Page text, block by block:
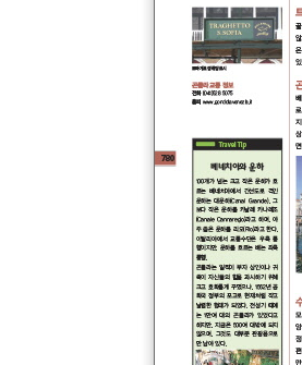
Barcelona 바르셀로나
Montserrat 몬세라트
Madrid 마드리드
Toledo 톨레도
Valencia 발렌시아
Granada 그라나다
Sevilla 세비야
Cordoba 코르도바
#포르투갈 PORTUGAL
Lisboa 리스본
Porto 포르투
#스웨덴 SWEDEN